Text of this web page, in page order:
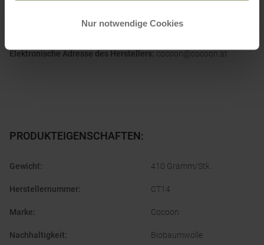
Nur notwendige Cookies
Informationen zu EU Verordnung GPSR
Name des Herstellers:Design Salt Outdoor GmbH
Elektronische Adresse des Herstellers: cocoon@cocoon.at
PRODUKTEIGENSCHAFTEN:
Gewicht: 410 Gramm/Stk.
Herstellernummer: CT14
Marke: Cocoon
Nachhaltigkeit: Biobaumwolle